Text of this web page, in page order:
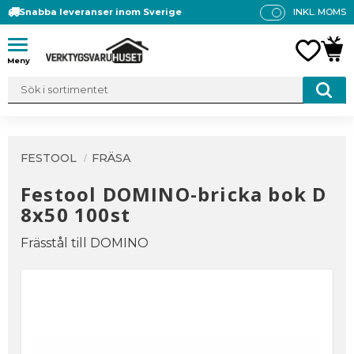
Meny
Snabba leveranser inom Sverige
P
INKL. MOMS
FESTOOL FRÄSA
Festool DOMINO-bricka bok D
8x50 100st
Frässtål till DOMINO